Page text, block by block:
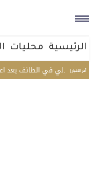
الرئيسية محليات
أخر الأخبار |
في الطائف بعد اعترافه